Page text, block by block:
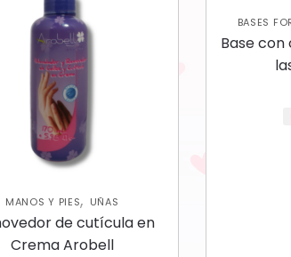
MANOS Y PIES, UÑAS
de cutícula en
Crema Arobell
BASES
Base